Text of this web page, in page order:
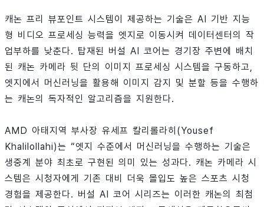
캐논 프리 뷰포인트 시스템이 제공하는 기술은 AI 기반 지능
형 비디오 프로세싱 능력을 엣지로 이동시켜 데이터센터의 작
업부하를 낮춘다. 탑재된 버설 AI 코어는 경기장 주변에 배치
된 캐논 카메라 뒷 단의 이미지 프로세싱 시스템을 구동하고,
엣지에서 머신러닝을 활용해 이미지 감지 및 분할 등을 수행하
는 캐논의 독자적인 알고리즘을 지원한다.
AMD 아태지역 부사장 유세프 칼리롤라히(Yousef
Khalilollahi)는 “엣지 수준에서 머신러닝을 수행하는 기술은
생중계 분야 최초로 구현된 의미 있는 성과다. 캐논 카메라 시
스템은 시청자에게 기존 대비 더욱 몰입도 높은 스포츠 시청
경험을 제공한다. 버설 AI 코어 시리즈는 이러한 캐논의 최첨